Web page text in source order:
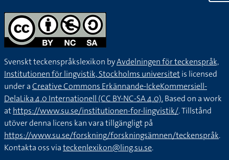
Svenskt teckenspråkslexikon byAvdelningen för teckenspråk,
Institutionen för lingvistik, Stockholms universitetis licensed
under aCreative Commons Erkännande-IckeKommersiell-
DelaLika 4.0 Internationell (CC BY-NC-SA 4.0).Based on a work
athttps://www.su.se/institutionen-for-lingvistik/. Tillstånd
utöver denna licens kan vara tillgängligt på
https://www.su.se/forskning/forskningsämnen/teckenspråk.
Kontakta oss viateckenlexikon@ling.su.se.